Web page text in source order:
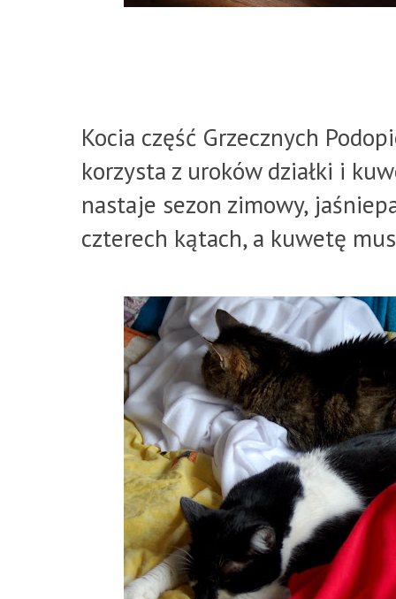
Kocia część Grzecznych
korzysta z uroków działki i
nastaje sezon zimowy,
czterech kątach, a kuwetę